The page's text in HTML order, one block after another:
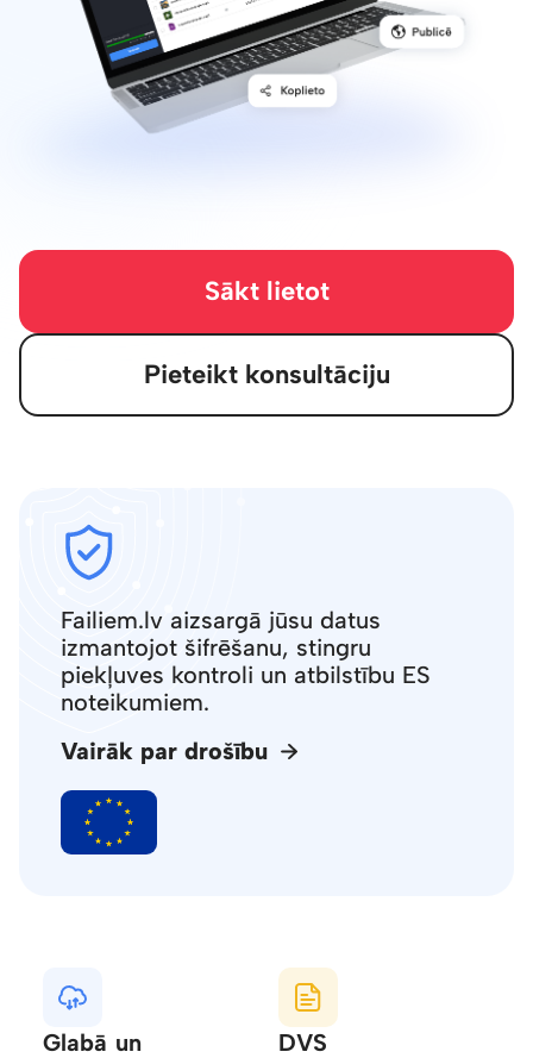
Sākt lietot
Pieteikt konsultāciju
Failiem.lv aizsargā jūsu datus
izmantojot šifrēšanu, stingru
piekļuves kontroli un atbilstību ES
noteikumiem.
Vairāk par drošību
Glabā un
DVS